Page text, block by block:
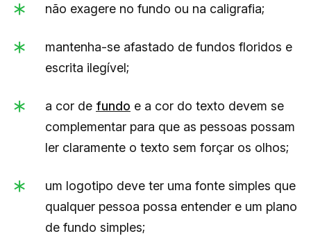
não exagere no fundo ou na caligrafia;
mantenha-se afastado de fundos floridos e
escrita ilegível;
a cor de fundo e a cor do texto devem se
complementar para que as pessoas possam
ler claramente o texto sem forçar os olhos;
um logotipo deve ter uma fonte simples que
qualquer pessoa possa entender e um plano
de fundo simples;